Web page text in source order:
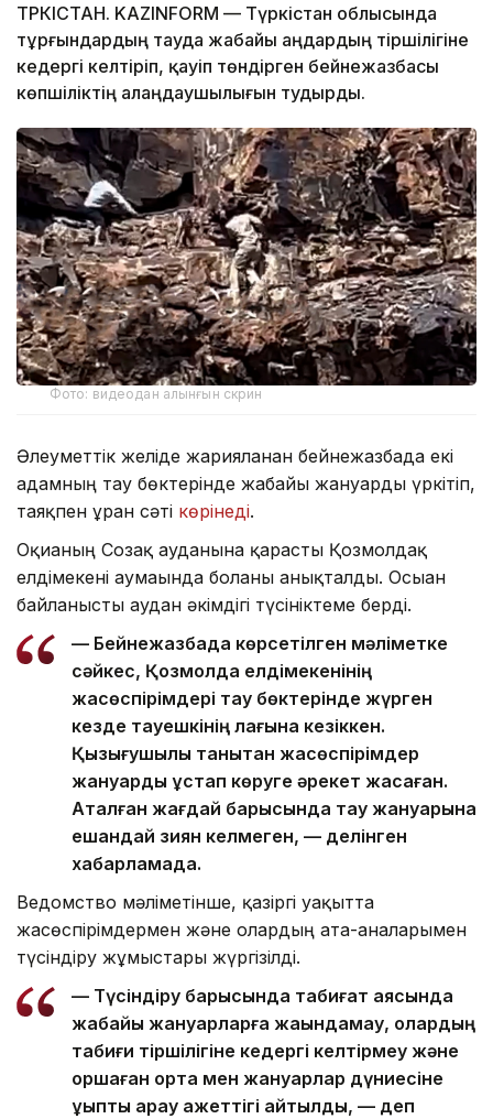
ТҮРКІСТАН. KAZINFORM — Түркістан облысында
тұрғындардың тауда жабайы аңдардың тіршілігіне
кедергі келтіріп, қауіп төндірген бейнежазбасы
көпшіліктің алаңдаушылығын тудырды.
Фото: видеодан алынғын скрин
Әлеуметтік желіде жарияланған бейнежазбада екі
адамның тау бөктерінде жабайы жануарды үркітіп,
таяқпен ұрған сәті көрінеді.
Оқиғаның Созақ ауданына қарасты Қозмолдақ
елдімекені аумағында болғаны анықталды. Осыған
байланысты аудан әкімдігі түсініктеме берді.
— Бейнежазбада көрсетілген мәліметке
сәйкес, Қозмолдақ елдімекенінің
жасөспірімдері тау бөктерінде жүрген
кезде тауешкінің лағына кезіккен.
Қызығушылық танытқан жасөспірімдер
жануарды ұстап көруге әрекет жасаған.
Аталған жағдай барысында тау жануарына
ешқандай зиян келмеген, — делінген
хабарламада.
Ведомство мәліметінше, қазіргі уақытта
жасөспірімдермен және олардың ата-аналарымен
түсіндіру жұмыстары жүргізілді.
— Түсіндіру барысында табиғат аясында
жабайы жануарларға жақындамау, олардың
табиғи тіршілігіне кедергі келтірмеу және
қоршаған орта мен жануарлар дүниесіне
ұқыпты қарау қажеттігі айтылды, — деп